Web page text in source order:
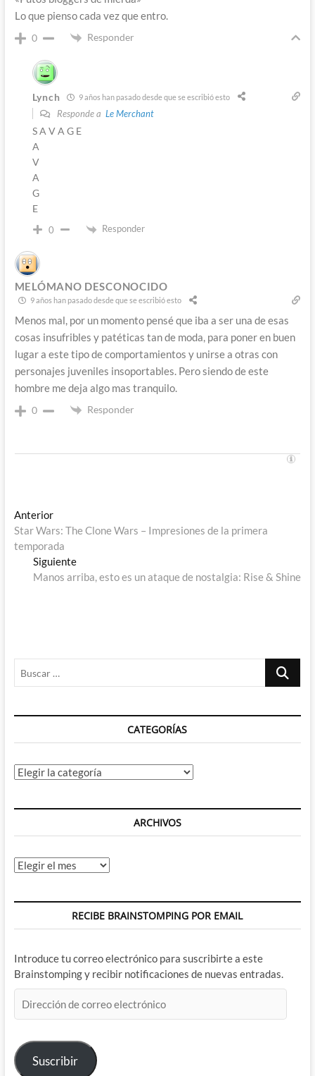
Lo que pienso cada vez que entro.
0 Responder
Lynch 9 años han pasado desde que se escribió esto
Responde a Le Merchant
S A V A G E
A
V
A
G
E
0 Responder
MELÓMANO DESCONOCIDO
9 años han pasado desde que se escribió esto
Menos mal, por un momento pensé que iba a ser una de esas
cosas insufribles y patéticas tan de moda, para poner en buen
lugar a este tipo de comportamientos y unirse a otras con
personajes juveniles insoportables. Pero siendo de este
hombre me deja algo mas tranquilo.
0 Responder
Navegación
de
entradas
AnteriorEntrada
anterior:
Star Wars: The Clone Wars – Impresiones de la primera
temporada
SiguienteEntrada
siguiente:
Manos arriba, esto es un ataque de nostalgia: Rise & Shine
Buscar
CATEGORÍAS
Categorías
ARCHIVOS
Archivos
RECIBE BRAINSTOMPING POR EMAIL
Introduce tu correo electrónico para suscribirte a este
Brainstomping y recibir notificaciones de nuevas entradas.
de
electrónico
Suscribir